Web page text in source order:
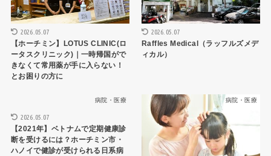
2026.05.07
【ホーチミン】LOTUS CLINIC(ロ
ータスクリニック)｜一時帰国がで
きなくて常用薬が手に入らない！
とお困りの方に
2026.05.07
Raffles Medical（ラッフルズメデ
ィカル）
病院・医療
2026.05.07
【2021年】ベトナムで定期健康診
断を受けるには？ホーチミン市・
ハノイで健診が受けられる日系病
病院・医療